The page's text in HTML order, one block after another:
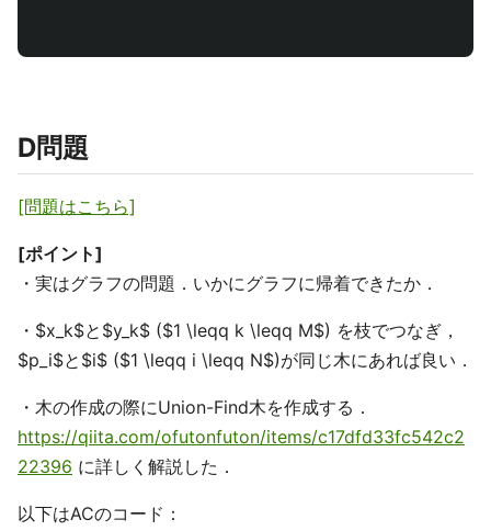
D問題
[問題はこちら]
[ポイント]
・実はグラフの問題．いかにグラフに帰着できたか．
・$x_k$と$y_k$ ($1 \leqq k \leqq M$) を枝でつなぎ，
$p_i$と$i$ ($1 \leqq i \leqq N$)が同じ木にあれば良い．
・木の作成の際にUnion-Find木を作成する．
https://qiita.com/ofutonfuton/items/c17dfd33fc542c2
22396 に詳しく解説した．
以下はACのコード：